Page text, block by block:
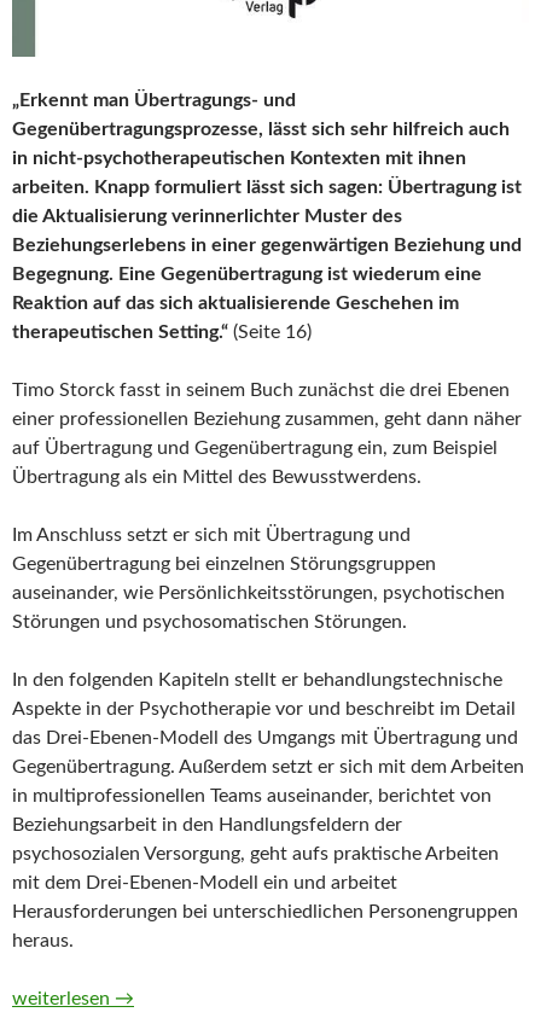
„Erkennt man Übertragungs- und
Gegenübertragungsprozesse, lässt sich sehr hilfreich auch
in nicht-psychotherapeutischen Kontexten mit ihnen
arbeiten. Knapp formuliert lässt sich sagen: Übertragung ist
die Aktualisierung verinnerlichter Muster des
Beziehungserlebens in einer gegenwärtigen Beziehung und
Begegnung. Eine Gegenübertragung ist wiederum eine
Reaktion auf das sich aktualisierende Geschehen im
therapeutischen Setting.“ (Seite 16)
Timo Storck fasst in seinem Buch zunächst die drei Ebenen
einer professionellen Beziehung zusammen, geht dann näher
auf Übertragung und Gegenübertragung ein, zum Beispiel
Übertragung als ein Mittel des Bewusstwerdens.
Im Anschluss setzt er sich mit Übertragung und
Gegenübertragung bei einzelnen Störungsgruppen
auseinander, wie Persönlichkeitsstörungen, psychotischen
Störungen und psychosomatischen Störungen.
In den folgenden Kapiteln stellt er behandlungstechnische
Aspekte in der Psychotherapie vor und beschreibt im Detail
das Drei-Ebenen-Modell des Umgangs mit Übertragung und
Gegenübertragung. Außerdem setzt er sich mit dem Arbeiten
in multiprofessionellen Teams auseinander, berichtet von
Beziehungsarbeit in den Handlungsfeldern der
psychosozialen Versorgung, geht aufs praktische Arbeiten
mit dem Drei-Ebenen-Modell ein und arbeitet
Herausforderungen bei unterschiedlichen Personengruppen
heraus.
Übertragung und Gegenübertragung in der psychiatrischen
weiterlesen →